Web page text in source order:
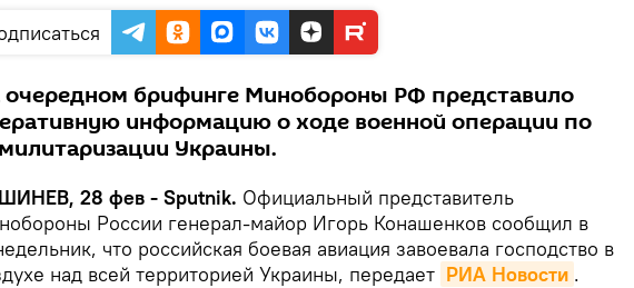
очередном брифинге Минобороны РФ представило
информацию о ходе военной операции по
Украины.
28 фев - Sputnik. Официальный представитель
России генерал-майор Игорь Конашенков сообщил в
что российская боевая авиация завоевала господство в
над всей территорией Украины, передает РИА Новости .